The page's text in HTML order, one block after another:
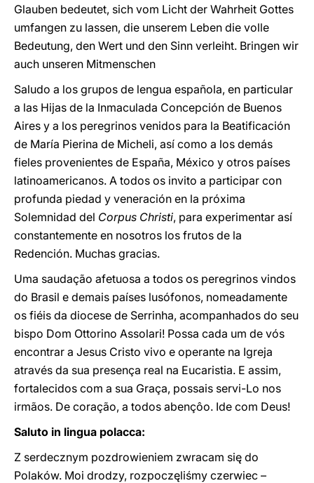
Glauben bedeutet, sich vom Licht der Wahrheit Gottes
umfangen zu lassen, die unserem Leben die volle
Bedeutung, den Wert und den Sinn verleiht. Bringen wir
auch unseren Mitmenschen
Saludo a los grupos de lengua española, en particular
a las Hijas de la Inmaculada Concepción de Buenos
Aires y a los peregrinos venidos para la Beatificación
de María Pierina de Micheli, así como a los demás
fieles provenientes de España, México y otros países
latinoamericanos. A todos os invito a participar con
profunda piedad y veneración en la próxima
Solemnidad del Corpus Christi, para experimentar así
constantemente en nosotros los frutos de la
Redención. Muchas gracias.
Uma saudação afetuosa a todos os peregrinos vindos
do Brasil e demais países lusófonos, nomeadamente
os fiéis da diocese de Serrinha, acompanhados do seu
bispo Dom Ottorino Assolari! Possa cada um de vós
encontrar a Jesus Cristo vivo e operante na Igreja
através da sua presença real na Eucaristia. E assim,
fortalecidos com a sua Graça, possais servi-Lo nos
irmãos. De coração, a todos abençôo. Ide com Deus!
Saluto in lingua polacca:
Z serdecznym pozdrowieniem zwracam się do
Polaków. Moi drodzy, rozpoczęliśmy czerwiec –